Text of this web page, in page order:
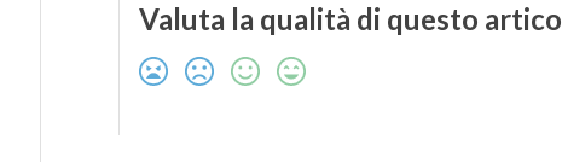
Valuta la qualità di questo